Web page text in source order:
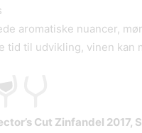
aromatiske nuancer,
tid til udvikling, vinen kan
Cut Zinfandel 2017,